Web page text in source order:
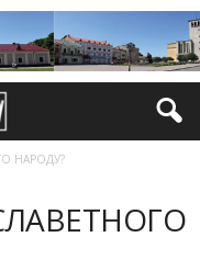
НАРОДУ?